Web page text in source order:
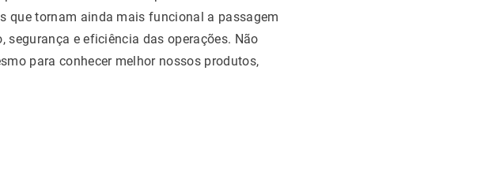
que tornam ainda mais funcional a passagem
e eficiência das operações. Não
para conhecer melhor nossos produtos,